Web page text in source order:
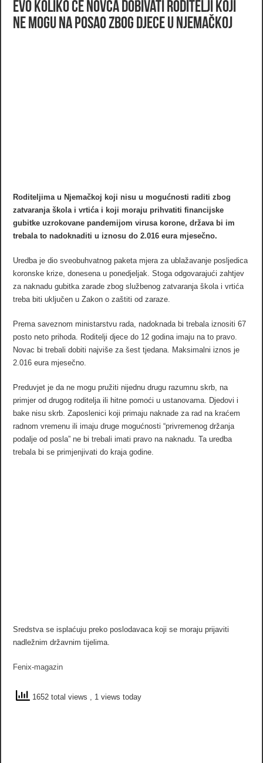
Evo koliko će novca dobivati roditelji koji
ne mogu na posao zbog djece u Njemačkoj
Roditeljima u Njemačkoj koji nisu u mogućnosti raditi zbog
zatvaranja škola i vrtića i koji moraju prihvatiti financijske
gubitke uzrokovane pandemijom virusa korone, država bi im
trebala to nadoknaditi u iznosu do 2.016 eura mjesečno.
Uredba je dio sveobuhvatnog paketa mjera za ublažavanje posljedica
koronske krize, donesena u ponedjeljak. Stoga odgovarajući zahtjev
za naknadu gubitka zarade zbog službenog zatvaranja škola i vrtića
treba biti uključen u Zakon o zaštiti od zaraze.
Prema saveznom ministarstvu rada, nadoknada bi trebala iznositi 67
posto neto prihoda. Roditelji djece do 12 godina imaju na to pravo.
Novac bi trebali dobiti najviše za šest tjedana. Maksimalni iznos je
2.016 eura mjesečno.
Preduvjet je da ne mogu pružiti nijednu drugu razumnu skrb, na
primjer od drugog roditelja ili hitne pomoći u ustanovama. Djedovi i
bake nisu skrb. Zaposlenici koji primaju naknade za rad na kraćem
radnom vremenu ili imaju druge mogućnosti “privremenog držanja
podalje od posla” ne bi trebali imati pravo na naknadu. Ta uredba
trebala bi se primjenjivati ​​do kraja godine.
Sredstva se isplaćuju preko poslodavaca koji se moraju prijaviti
nadležnim državnim tijelima.
Fenix-magazin
1652 total views , 1 views today